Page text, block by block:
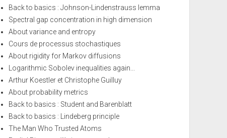
Back to basics : Johnson-Lindenstrauss lemma
Spectral gap concentration in high dimension
About variance and entropy
Cours de processus stochastiques
About rigidity for Markov diffusions
Logarithmic Sobolev inequalities again...
Arthur Koestler et Christophe Guilluy
About probability metrics
Back to basics : Student and Barenblatt
Back to basics : Lindeberg principle
The Man Who Trusted Atoms